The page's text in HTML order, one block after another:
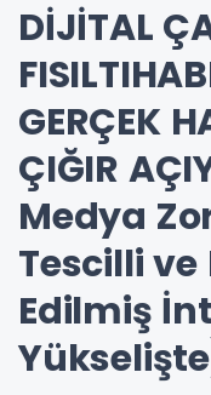
DİJİTAL
GERÇEK
ÇIĞIR
Medya
Tescilli
Edilmiş